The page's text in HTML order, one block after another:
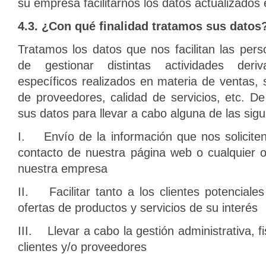
su empresa facilitarnos los datos actualizados
4.3. ¿Con qué finalidad tratamos sus
Tratamos los datos que nos facilitan las
de gestionar distintas actividades
específicos realizados en materia de ventas,
de proveedores, calidad de servicios, etc.
sus datos para llevar a cabo alguna de las
I. Envío de la información que nos
contacto de nuestra página web o cualquier
nuestra empresa
II. Facilitar tanto a los clientes potenciales
ofertas de productos y servicios de su interés
III. Llevar a cabo la gestión administrativa,
clientes y/o proveedores